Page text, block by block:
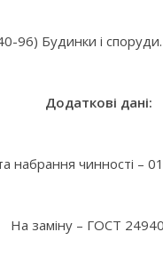
Будинки і споруди.
Додаткові дані:
набрання чинності –
На заміну – ГОСТ